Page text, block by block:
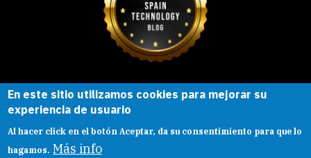
Esta obra está bajo una
Creative Commons
Reconocimiento-
CompartirIgual |
En este sitio utilizamos cookies para mejorar su
experiencia de usuario
Al hacer click en el botón Aceptar, da su consentimiento para que lo
hagamos. Más info